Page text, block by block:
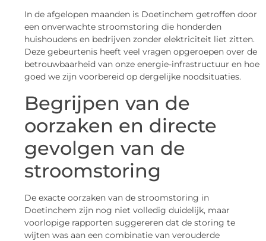
In de afgelopen maanden is Doetinchem getroffen door
een onverwachte stroomstoring die honderden
huishoudens en bedrijven zonder elektriciteit liet zitten.
Deze gebeurtenis heeft veel vragen opgeroepen over de
betrouwbaarheid van onze energie-infrastructuur en hoe
goed we zijn voorbereid op dergelijke noodsituaties.
Begrijpen van de
oorzaken en directe
gevolgen van de
stroomstoring
De exacte oorzaken van de stroomstoring in
Doetinchem zijn nog niet volledig duidelijk, maar
voorlopige rapporten suggereren dat de storing te
wijten was aan een combinatie van verouderde